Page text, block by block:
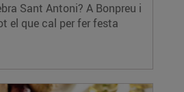
Sant Antoni? A Bonpreu i
el que cal per fer festa